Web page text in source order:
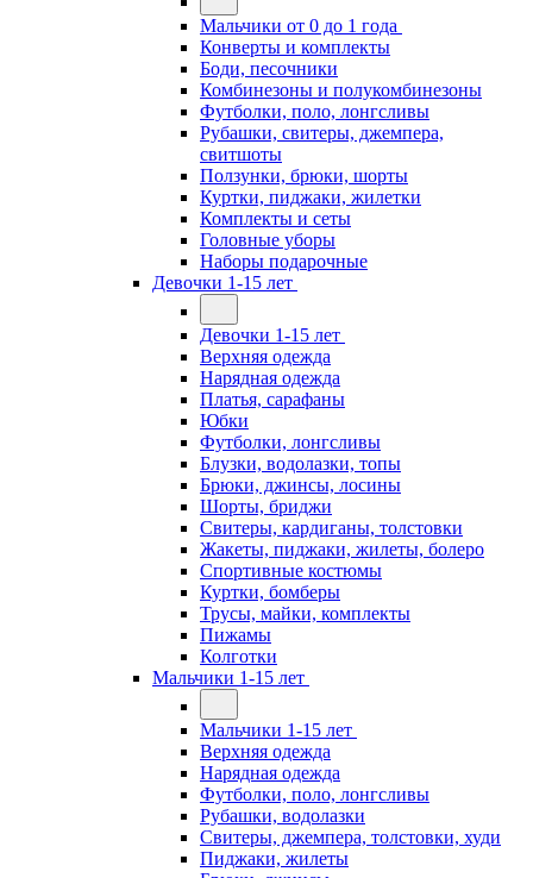
Мальчики от 0 до 1 года
Конверты и комплекты
Боди, песочники
Комбинезоны и полукомбинезоны
Футболки, поло, лонгсливы
Рубашки, свитеры, джемпера,
свитшоты
Ползунки, брюки, шорты
Куртки, пиджаки, жилетки
Комплекты и сеты
Головные уборы
Наборы подарочные
Девочки 1-15 лет
Девочки 1-15 лет
Верхняя одежда
Нарядная одежда
Платья, сарафаны
Юбки
Футболки, лонгсливы
Блузки, водолазки, топы
Брюки, джинсы, лосины
Шорты, бриджи
Свитеры, кардиганы, толстовки
Жакеты, пиджаки, жилеты, болеро
Спортивные костюмы
Куртки, бомберы
Трусы, майки, комплекты
Пижамы
Колготки
Мальчики 1-15 лет
Мальчики 1-15 лет
Верхняя одежда
Нарядная одежда
Футболки, поло, лонгсливы
Рубашки, водолазки
Свитеры, джемпера, толстовки, худи
Пиджаки, жилеты